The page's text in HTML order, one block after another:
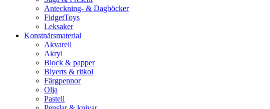
Anteckning- & Dagböcker
FidgetToys
Leksaker
Konstnärsmaterial
Akvarell
Akryl
Block & papper
Blyerts & ritkol
Färgpennor
Olja
Pastell